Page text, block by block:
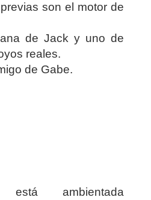
son el motor de
de Jack y uno de
reales.
de Gabe.
ambientada